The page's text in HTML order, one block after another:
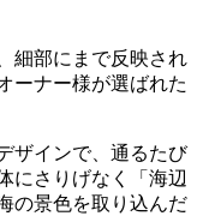
細部にまで反映され
ーナー様が選ばれた
ザインで、通るたび
にさりげなく「海辺
の景色を取り込んだ